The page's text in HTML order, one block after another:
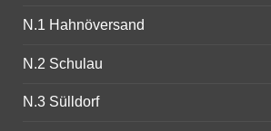
N.1 Hahnöversand
N.2 Schulau
N.3 Sülldorf